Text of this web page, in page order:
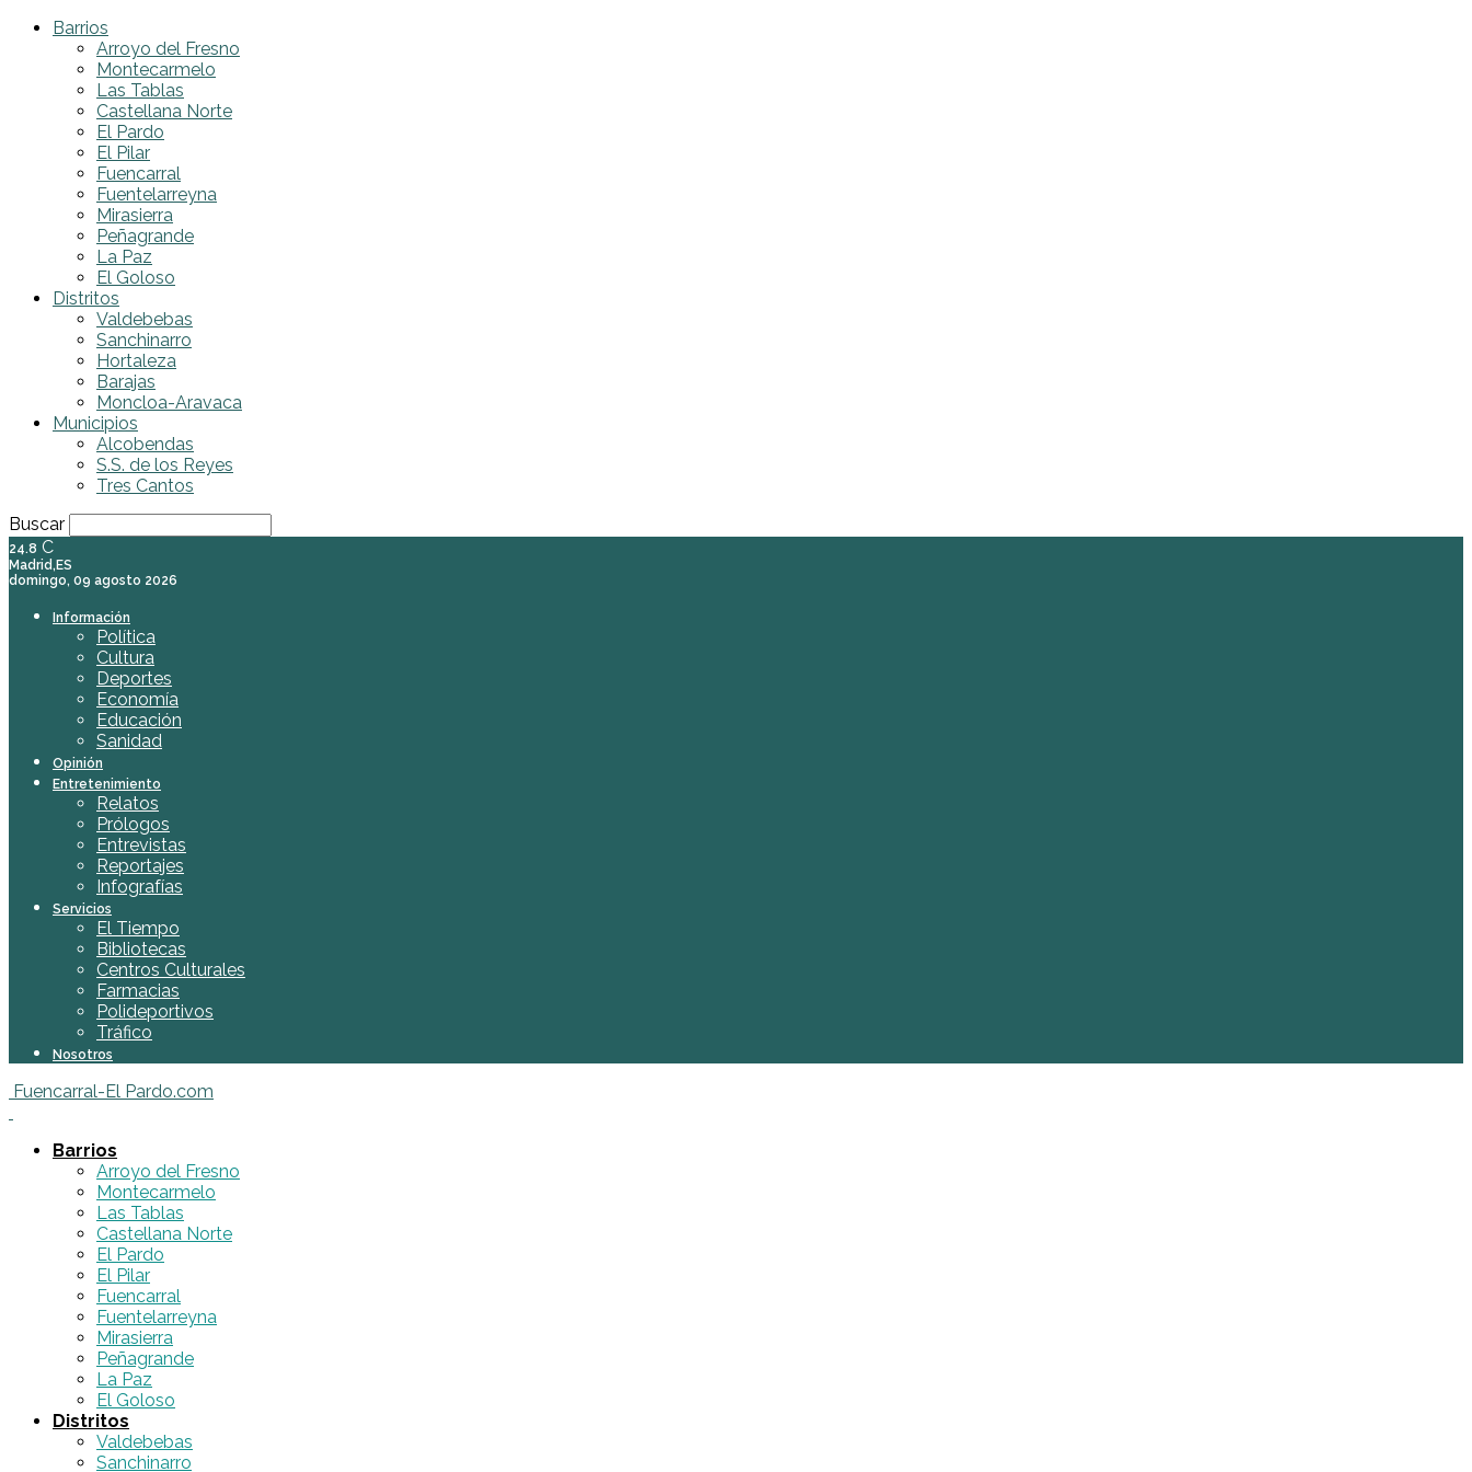
Barrios
Arroyo del Fresno
Montecarmelo
Las Tablas
Castellana Norte
El Pardo
El Pilar
Fuencarral
Fuentelarreyna
Mirasierra
Peñagrande
La Paz
El Goloso
Distritos
Valdebebas
Sanchinarro
Hortaleza
Barajas
Moncloa-Aravaca
Municipios
Alcobendas
S.S. de los Reyes
Tres Cantos
Buscar
24.8 C
Madrid,ES
domingo, 09 agosto 2026
Información
Política
Cultura
Deportes
Economía
Educación
Sanidad
Opinión
Entretenimiento
Relatos
Prólogos
Entrevistas
Reportajes
Infografías
Servicios
El Tiempo
Bibliotecas
Centros Culturales
Farmacias
Polideportivos
Tráfico
Nosotros
Fuencarral-El Pardo.com
Barrios
Arroyo del Fresno
Montecarmelo
Las Tablas
Castellana Norte
El Pardo
El Pilar
Fuencarral
Fuentelarreyna
Mirasierra
Peñagrande
La Paz
El Goloso
Distritos
Valdebebas
Sanchinarro